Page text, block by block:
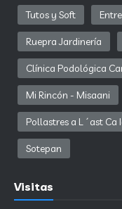
Tutos y Soft
Ruepra Jardinería
Clínica Podológica
Mi Rincón - Misaani
Pollastres a L´ast Ca
Sotepan
Visitas